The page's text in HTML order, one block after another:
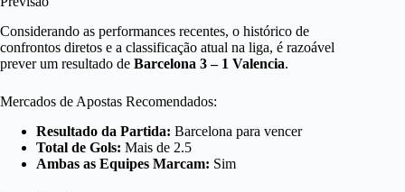
Considerando as performances recentes, o histórico de
confrontos diretos e a classificação atual na liga, é razoável
prever um resultado de Barcelona 3 – 1 Valencia.
Mercados de Apostas Recomendados:
Resultado da Partida: Barcelona para vencer
Total de Gols: Mais de 2.5
Ambas as Equipes Marcam: Sim